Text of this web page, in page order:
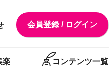
会員登録 / ログイン
楽 コンテンツ一覧